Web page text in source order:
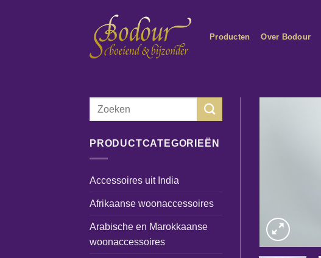
Producten Over Bodour
Zoeken
PRODUCTCATEGORIEËN
Accessoires uit India
Afrikaanse woonaccessoires
Arabische en Marokkaanse
woonaccessoires